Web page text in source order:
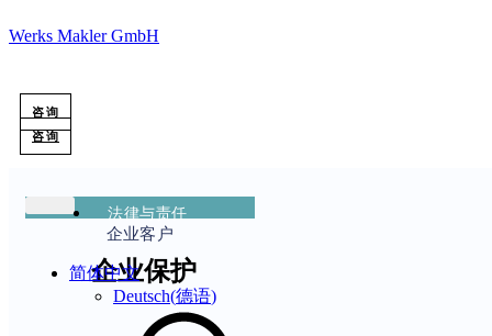
Werks Makler GmbH
咨询
咨询
法律与责任
企业保护
企业客户
简体中文
Deutsch(德语)